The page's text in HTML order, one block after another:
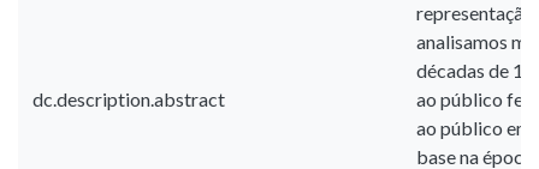
dc.description.abstract
analisamos
décadas de
ao público
ao público em
base na